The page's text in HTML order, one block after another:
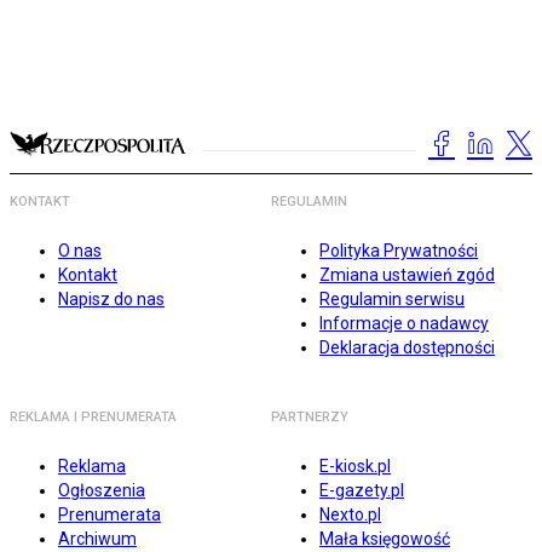
KONTAKT
O nas
Kontakt
Napisz do nas
REGULAMIN
Polityka Prywatności
Zmiana ustawień zgód
Regulamin serwisu
Informacje o nadawcy
Deklaracja dostępności
REKLAMA I PRENUMERATA
Reklama
Ogłoszenia
Prenumerata
Archiwum
PARTNERZY
E-kiosk.pl
E-gazety.pl
Nexto.pl
Mała księgowość